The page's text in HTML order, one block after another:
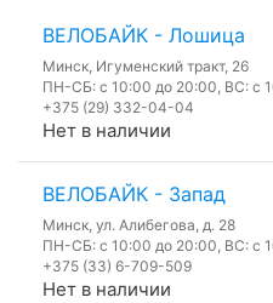
ВЕЛОБАЙК - Лошица
Минск, Игуменский тракт, 26
ПН-СБ: с 10:00 до 20:00, ВС: с
+375 (29) 332-04-04
Нет в наличии
ВЕЛОБАЙК - Запад
Минск, ул. Алибегова, д. 28
ПН-СБ: с 10:00 до 20:00, ВС: с
+375 (33) 6-709-509
Нет в наличии